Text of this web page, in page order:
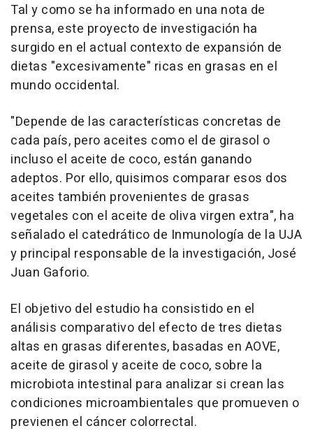
Tal y como se ha informado en una nota de
prensa, este proyecto de investigación ha
surgido en el actual contexto de expansión de
dietas "excesivamente" ricas en grasas en el
mundo occidental.
"Depende de las características concretas de
cada país, pero aceites como el de girasol o
incluso el aceite de coco, están ganando
adeptos. Por ello, quisimos comparar esos dos
aceites también provenientes de grasas
vegetales con el aceite de oliva virgen extra", ha
señalado el catedrático de Inmunología de la UJA
y principal responsable de la investigación, José
Juan Gaforio.
El objetivo del estudio ha consistido en el
análisis comparativo del efecto de tres dietas
altas en grasas diferentes, basadas en AOVE,
aceite de girasol y aceite de coco, sobre la
microbiota intestinal para analizar si crean las
condiciones microambientales que promueven o
previenen el cáncer colorrectal.